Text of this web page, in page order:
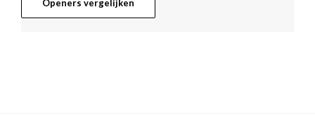
Openers vergelijken